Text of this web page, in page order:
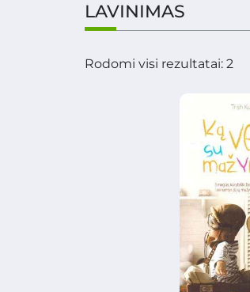
LAVINIMAS
Rodomi visi rezultatai: 2